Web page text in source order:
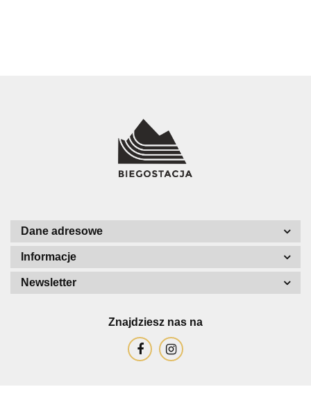
Dane adresowe
Informacje
Newsletter
Znajdziesz nas na